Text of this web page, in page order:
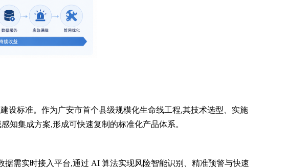
设标准。作为广安市首个县级规模化生命线工程,其技术选型、实施
知集成方案,形成可快速复制的标准化产品体系。
需实时接入平台,通过 AI 算法实现风险智能识别、精准预警与快速